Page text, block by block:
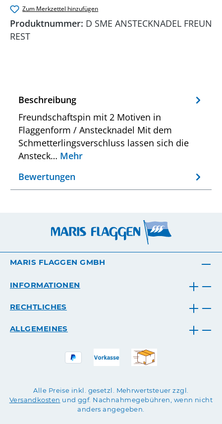
Zum Merkzettel hinzufügen
Produktnummer: D SME ANSTECKNADEL FREUN
REST
Beschreibung
Freundschaftspin mit 2 Motiven in
Flaggenform / Anstecknadel Mit dem
Schmetterlingsverschluss lassen sich die
Ansteck… Mehr
Bewertungen
MARIS FLAGGEN GMBH
INFORMATIONEN
RECHTLICHES
ALLGEMEINES
Alle Preise inkl. gesetzl. Mehrwertsteuer zzgl.
Versandkosten und ggf. Nachnahmegebühren, wenn nicht
anders angegeben.